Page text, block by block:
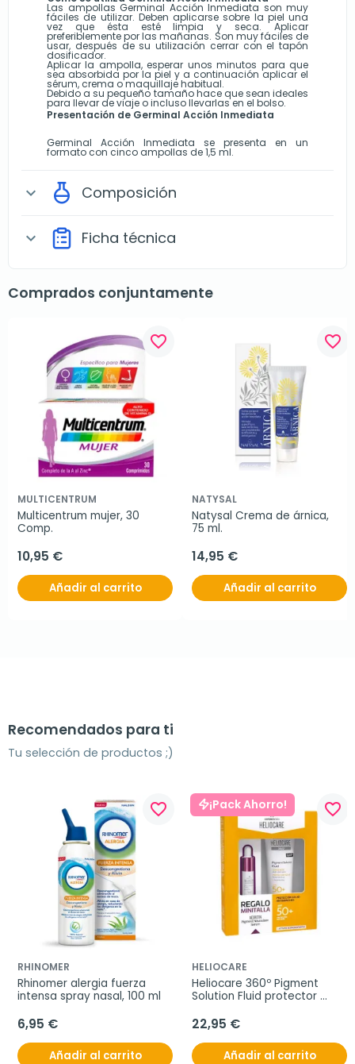
Las ampollas Germinal Acción Inmediata son muy
fáciles de utilizar. Deben aplicarse sobre la piel una
vez que ésta esté limpia y seca. Aplicar
preferiblemente por las mañanas. Son muy fáciles de
usar, después de su utilización cerrar con el tapón
dosificador.
Aplicar la ampolla, esperar unos minutos para que
sea absorbida por la piel y a continuación aplicar el
sérum, crema o maquillaje habitual.
Debido a su pequeño tamaño hace que sean ideales
para llevar de viaje o incluso llevarlas en el bolso.
Presentación de Germinal Acción Inmediata
Germinal Acción Inmediata se presenta en un
formato con cinco ampollas de 1,5 ml.
expand_more Composición
expand_more Ficha técnica
Comprados conjuntamente
favorite_border
MULTICENTRUM
Multicentrum mujer, 30
Comp.
10,95 €
Añadir al carrito
favorite_border
NATYSAL
Natysal Crema de árnica,
75 ml.
14,95 €
Añadir al carrito
Recomendados para ti
Tu selección de productos ;)
favorite_border
RHINOMER
Rhinomer alergia fuerza
intensa spray nasal, 100 ml
6,95 €
Añadir al carrito
¡Pack Ahorro! favorite_border
HELIOCARE
Heliocare 360º Pigment
Solution Fluid protector
Neoretin Pigment Sérum 10
22,95 €
Añadir al carrito